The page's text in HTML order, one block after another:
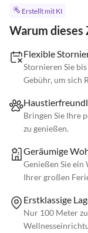
Erstellt mit KI
Warum dieses
Flexible
Stornieren Sie
Gebühr, um sich
Bringen Sie Ihre
zu genießen.
Geräumige
Genießen Sie ein
Ihrer großen
Erstklassige
Nur 100 Meter